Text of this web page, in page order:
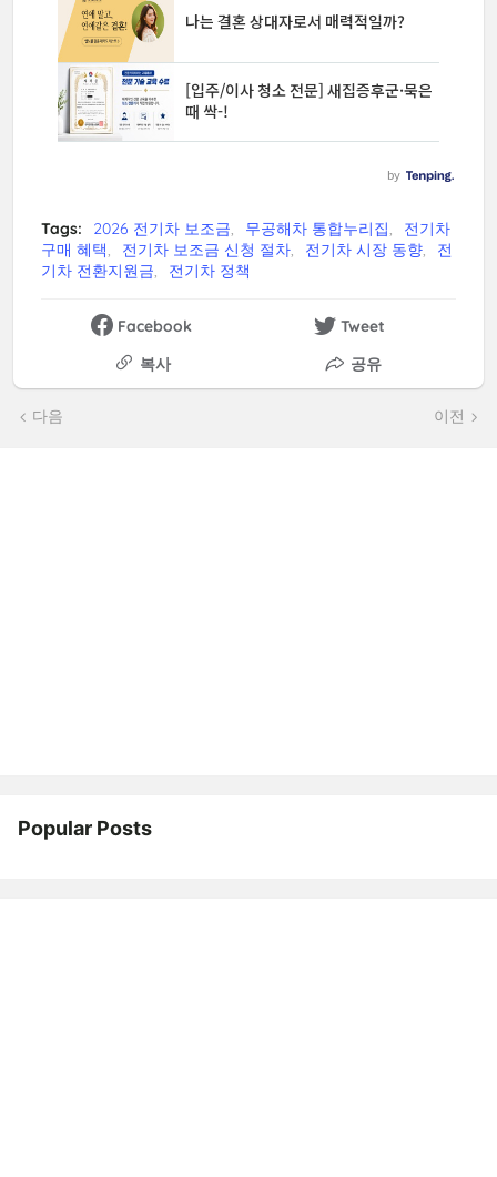
Tags: 2026 전기차 보조금 무공해차 통합누리집
전기차
구매 혜택
전기차 보조금 신청 절차 전기차 시장 동향
전
기차 전환지원금
전기차 정책
Facebook
Tweet
복사
공유
다음 이전
Popular Posts